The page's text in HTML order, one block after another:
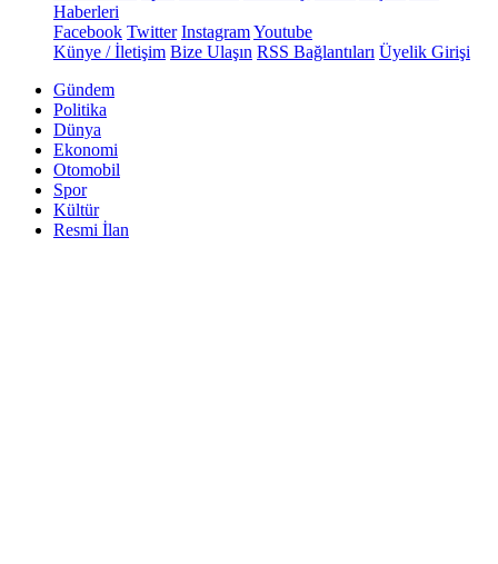
Haberleri
Facebook Twitter InstagramYoutube
Künye / İletişim Bize Ulaşın RSS Bağlantıları Üyelik Girişi
Gündem
Politika
Dünya
Ekonomi
Otomobil
Spor
Kültür
Resmi İlan